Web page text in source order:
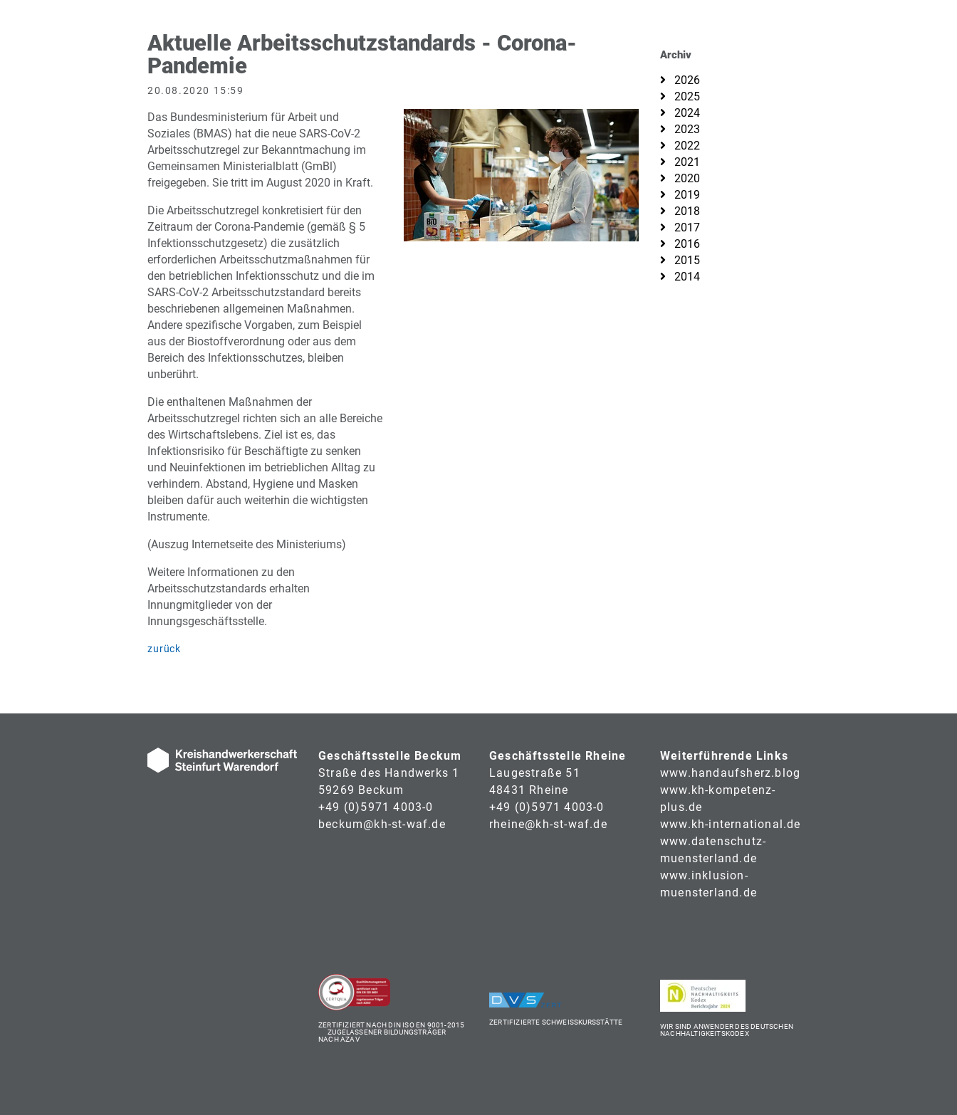
Aktuelle Arbeitsschutzstandards - Corona-
Pandemie
20.08.2020 15:59
Das Bundesministerium für Arbeit und
Soziales (BMAS) hat die neue SARS-CoV-2
Arbeitsschutzregel zur Bekanntmachung im
Gemeinsamen Ministerialblatt (GmBl)
freigegeben. Sie tritt im August 2020 in Kraft.
Die Arbeitsschutzregel konkretisiert für den
Zeitraum der Corona-Pandemie (gemäß § 5
Infektionsschutzgesetz) die zusätzlich
erforderlichen Arbeitsschutzmaßnahmen für
den betrieblichen Infektionsschutz und die im
SARS-CoV-2 Arbeitsschutzstandard bereits
beschriebenen allgemeinen Maßnahmen.
Andere spezifische Vorgaben, zum Beispiel
aus der Biostoffverordnung oder aus dem
Bereich des Infektionsschutzes, bleiben
unberührt.
Die enthaltenen Maßnahmen der
Arbeitsschutzregel richten sich an alle Bereiche
des Wirtschaftslebens. Ziel ist es, das
Infektionsrisiko für Beschäftigte zu senken
und Neuinfektionen im betrieblichen Alltag zu
verhindern. Abstand, Hygiene und Masken
bleiben dafür auch weiterhin die wichtigsten
Instrumente.
(Auszug Internetseite des Ministeriums)
Weitere Informationen zu den
Arbeitsschutzstandards erhalten
Innungmitglieder von der
Innungsgeschäftsstelle.
zurück
Archiv
2026
2025
2024
2023
2022
2021
2020
2019
2018
2017
2016
2015
2014
Geschäftsstelle Beckum
Straße des Handwerks 1
59269 Beckum
+49 (0)5971 4003-0
beckum@kh-st-waf.de
Geschäftsstelle Rheine
Laugestraße 51
48431 Rheine
+49 (0)5971 4003-0
rheine@kh-st-waf.de
Weiterführende Links
www.handaufsherz.blog
www.kh-kompetenz-
plus.de
www.kh-international.de
www.datenschutz-
muensterland.de
www.inklusion-
muensterland.de
ZERTIFIZIERT NACH DIN ISO EN 9001-2015
ZUGELASSENER BILDUNGSTRÄGER
NACH AZAV
ZERTIFIZIERTE SCHWEISSKURSSTÄTTE WIR SIND ANWENDER DES DEUTSCHEN
NACHHALTIGKEITSKODEX